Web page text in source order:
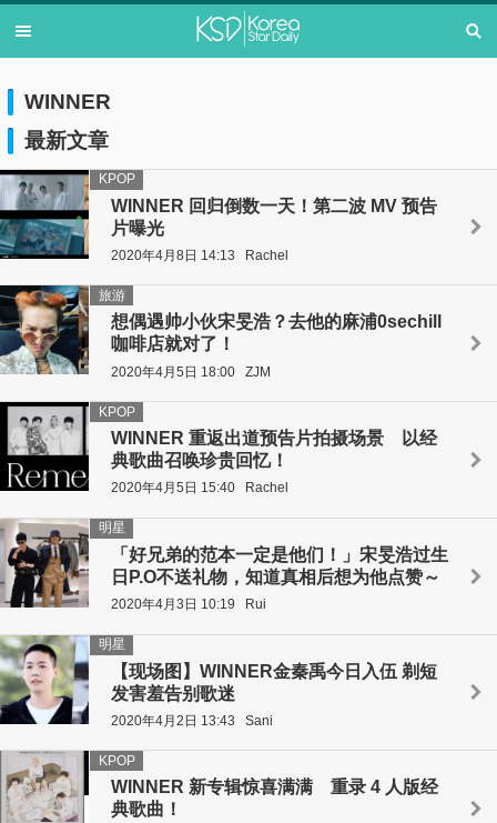
WINNER
最新文章
WINNER 回归倒数一天！第二波 MV 预告
片曝光
KPOP
2020年4月8日 14:13 Rachel
想偶遇帅小伙宋旻浩？去他的麻浦0sechill
咖啡店就对了！
旅游
2020年4月5日 18:00 ZJM
WINNER 重返出道预告片拍摄场景 以经
典歌曲召唤珍贵回忆！
KPOP
2020年4月5日 15:40 Rachel
「好兄弟的范本一定是他们！」宋旻浩过生
日P.O不送礼物，知道真相后想为他点赞～
明星
2020年4月3日 10:19 Rui
【现场图】WINNER金秦禹今日入伍 剃短
发害羞告别歌迷
明星
2020年4月2日 13:43 Sani
WINNER 新专辑惊喜满满 重录 4 人版经
典歌曲！
KPOP